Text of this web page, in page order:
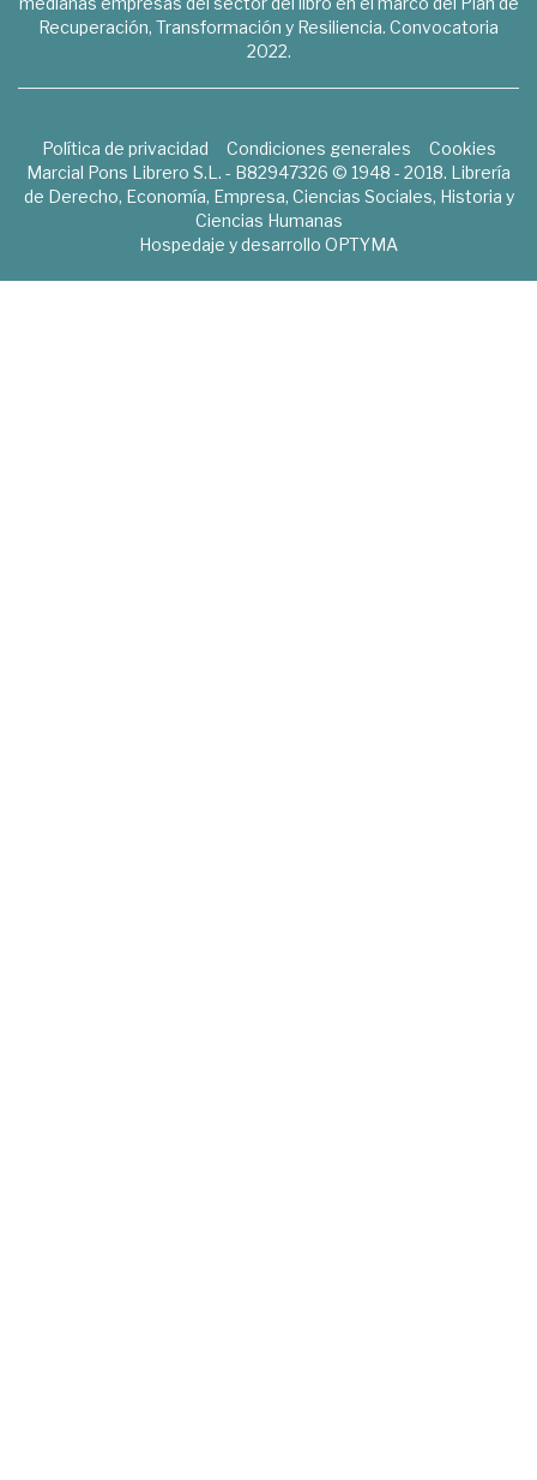
Recuperación, Transformación y Resiliencia. Convocatoria
2022.
Política de privacidad Condiciones generales
Cookies
Marcial Pons Librero S.L. - B82947326 © 1948 - 2018. Librería
de Derecho, Economía, Empresa, Ciencias Sociales, Historia y
Ciencias Humanas
Hospedaje y desarrollo OPTYMA